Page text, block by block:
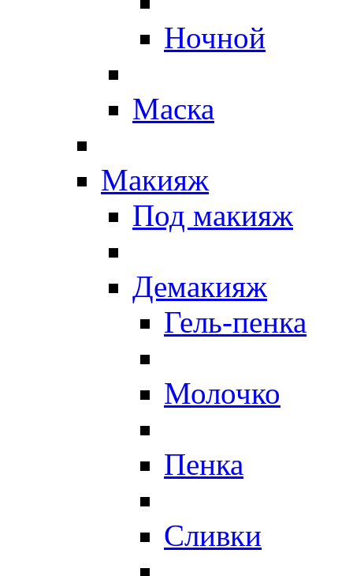
Ночной
Маска
Макияж
Под макияж
Демакияж
Гель-пенка
Молочко
Пенка
Сливки